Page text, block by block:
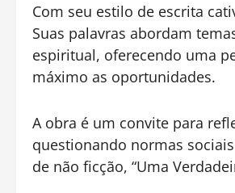
Com seu estilo de escrita
Suas palavras abordam
espiritual, oferecendo uma
máximo as oportunidades.
A obra é um convite para
questionando normas
de não ficção, “Uma